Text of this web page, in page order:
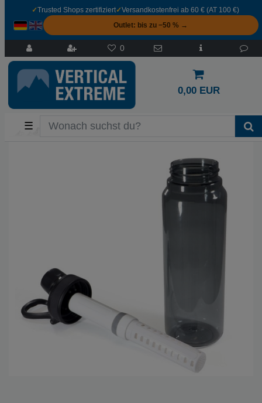
✓Trusted Shops zertifiziert✓Versandkostenfrei ab 60 € (AT 100 €)
Outlet: bis zu −50 % →
0
0,00 EUR
☰